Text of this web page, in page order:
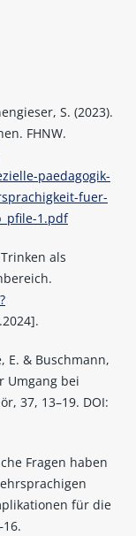
S. (2023).
FHNW.
paedagogik-
fuer-
1.pdf
als
E. & Buschmann,
Umgang bei
37, 13–19. DOI:
Fragen haben
für die